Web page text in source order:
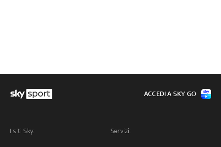
I siti Sky: Servizi:
ACCEDI A SKY GO